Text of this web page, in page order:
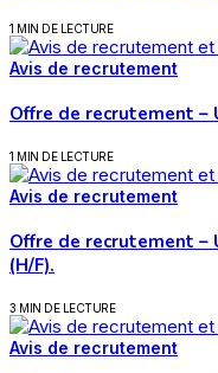
1 MIN DE LECTURE
Avis de recrutement
Offre de recrutement –
1 MIN DE LECTURE
Avis de recrutement
Offre de recrutement –
(H/F).
3 MIN DE LECTURE
Avis de recrutement